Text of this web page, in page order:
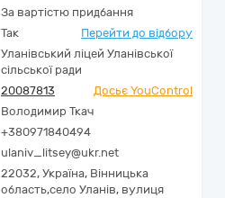
За вартістю придбання
Так Перейти до відбору
Уланівський ліцей Уланівської
сільської ради
20087813
Досьє YouControl
Володимир Ткач
+380971840494
ulaniv_litsey@ukr.net
22032, Україна, Вінницька
область,село Уланів, вулиця